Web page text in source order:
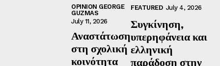
OPINION GEORGE
GUZMAS
July 11, 2026
Αναστάτωση
στη σχολική
κοινότητα
FEATURED July 4, 2026
Συγκίνηση,
υπερηφάνεια και
ελληνική
παράδοση στην